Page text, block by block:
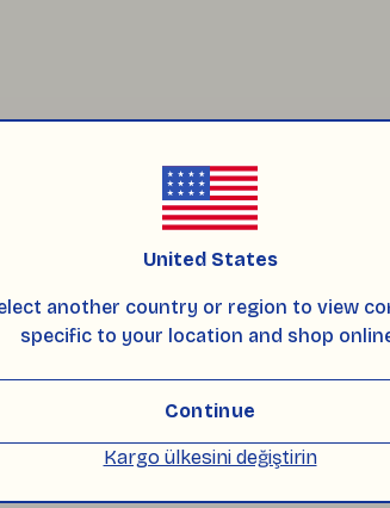
United States
another country or region to view
specific to your location and shop
Continue
Kargo ülkesini değiştirin
Cam kaplı mumları
soya mumları kategorisine, tüm mum
kategorisine göz atabilirsiniz.
çevre dostu ambalajlarla
size iletilir.